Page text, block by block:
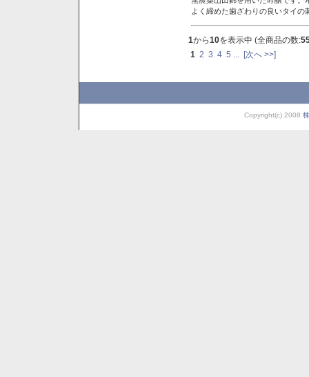
よく締めた歯ざわりの良いタイ
1から10を表示中 (全商品の数:
1 2 3 4 5 [次へ >>]
Copyright(c) 2008